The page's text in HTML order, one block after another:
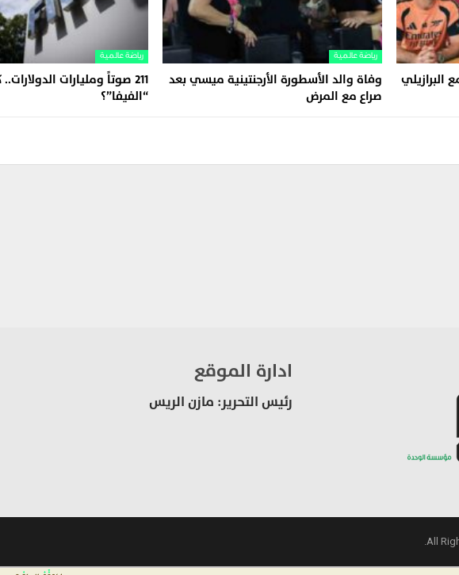
البرازيلي
رياضة عالمية
وفاة والد الأسطورة الأرجنتينية ميسي بعد
صراع مع المرض
رياضة عالمية
211 صوتاً ومليارات
“الفيفا”؟
ادارة الموقع
رئيس التحرير: مازن الريس